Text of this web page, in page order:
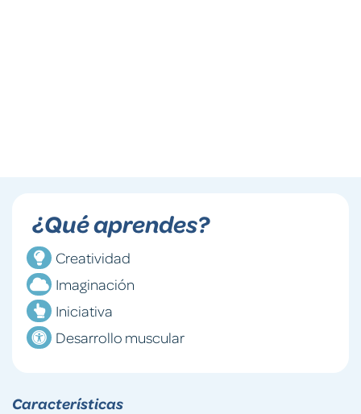
¿Qué aprendes?
Creatividad
Imaginación
Iniciativa
Desarrollo muscular
Características